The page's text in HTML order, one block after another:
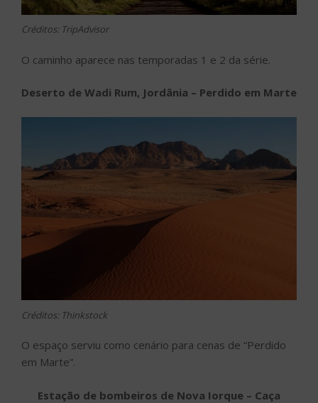
Créditos: TripAdvisor
O caminho aparece nas temporadas 1 e 2 da série.
Deserto de Wadi Rum, Jordânia – Perdido em Marte
Créditos: Thinkstock
O espaço serviu como cenário para cenas de “Perdido
em Marte”.
Estação de bombeiros de Nova Iorque – Caça